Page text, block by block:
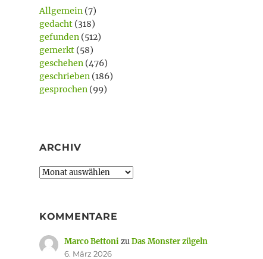
Allgemein(7)
gedacht(318)
gefunden(512)
gemerkt(58)
geschehen(476)
geschrieben(186)
gesprochen(99)
ARCHIV
Archiv
KOMMENTARE
Marco BettonizuDas Monster zügeln
6. März 2026